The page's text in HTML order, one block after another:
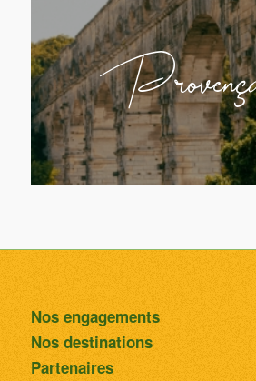
Nos engagements
Nos destinations
Partenaires